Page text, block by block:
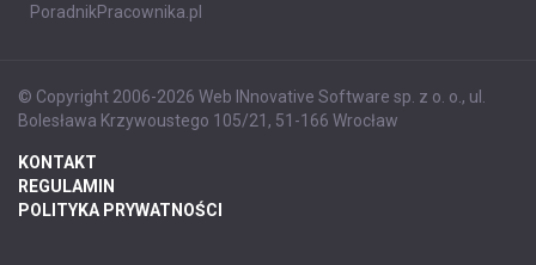
PoradnikPracownika.pl
© Copyright 2006-2026 Web INnovative Software sp. z o. o., ul.
Bolesława Krzywoustego 105/21, 51-166 Wrocław
KONTAKT
REGULAMIN
POLITYKA PRYWATNOŚCI